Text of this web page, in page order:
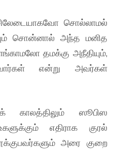
சொல்லாமல்
சொன்னால் அந்த மனித
தமக்கு அநீதியும்,
என்று அவர்கள்
காலத்திலும் ஸூபிஸ
எதிராக குரல்
அரை குறை